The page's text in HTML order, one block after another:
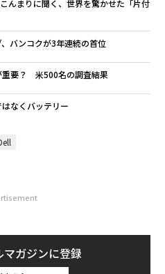
んまりに聞く、世界を驚かせた「片付
バンコクが3年連続の首位
重要？ 米500名の調査結果
なくバッテリー
ガジンに登録